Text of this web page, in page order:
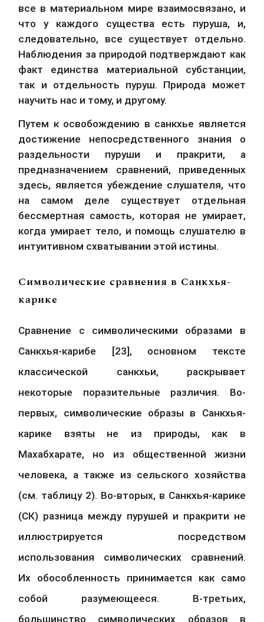
все в материальном мире взаимосвязано, и
что у каждого существа есть пуруша, и,
следовательно, все существует отдельно.
Наблюдения за природой подтверждают как
факт единства материальной субстанции,
так и отдельность пуруш. Природа может
научить нас и тому, и другому.
Путем к освобождению в санкхье является
достижение непосредственного знания о
раздельности пуруши и пракрити, а
предназначением сравнений, приведенных
здесь, является убеждение слушателя, что
на самом деле существует отдельная
бессмертная самость, которая не умирает,
когда умирает тело, и помощь слушателю в
интуитивном схватывании этой истины.
Символические сравнения в Санкхья-
карике
Сравнение с символическими образами в
Санкхья-карибе [23], основном тексте
классической санкхьи, раскрывает
некоторые поразительные различия. Во-
первых, символические образы в Санкхья-
карике взяты не из природы, как в
Махабхарате, но из общественной жизни
человека, а также из сельского хозяйства
(см. таблицу 2). Во-вторых, в Санкхья-карике
(СК) разница между пурушей и пракрити не
иллюстрируется посредством
использования символических сравнений.
Их обособленность принимается как само
собой разумеющееся. В-третьих,
большинство символических образов в